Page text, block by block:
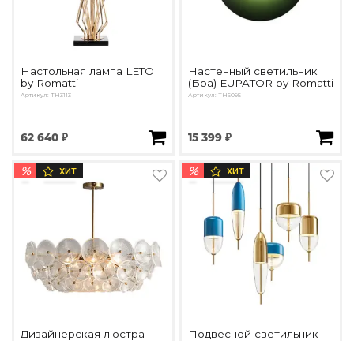
Настольная лампа LETO
by Romatti
Артикул: TH3113
62 640 ₽
Настенный светильник
(Бра) EUPATOR by Romatti
Артикул: TH6095
15 399 ₽
% ХИТ
Дизайнерская люстра
% ХИТ
Подвесной светильник